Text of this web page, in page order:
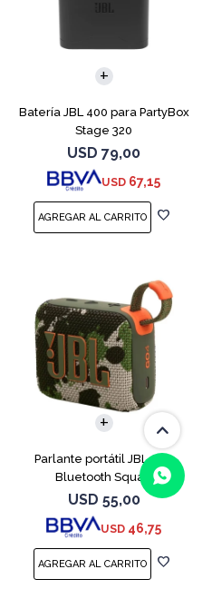
Batería JBL 400 para PartyBox
Stage 320
USD 79,00
USD 67,15
Parlante portátil JBL Go4
Bluetooth Squad
USD 55,00
USD 46,75
(0/4)